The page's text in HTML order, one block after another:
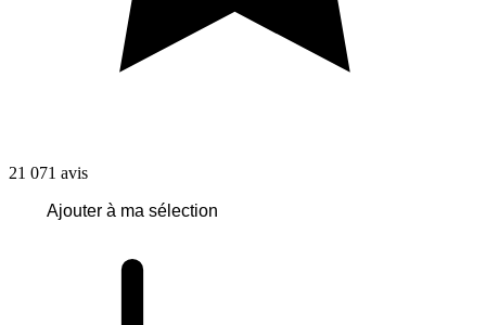
21 071 avis
Ajouter à ma sélection